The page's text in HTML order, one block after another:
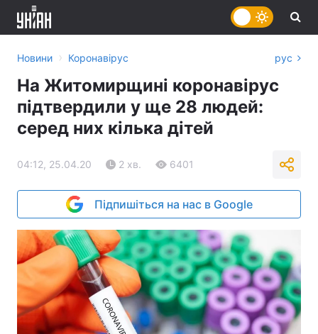
Новини › Коронавірус рус
На Житомирщині коронавірус
підтвердили у ще 28 людей:
серед них кілька дітей
04:12, 25.04.20 2 хв. 6401
Підпишіться на нас в Google